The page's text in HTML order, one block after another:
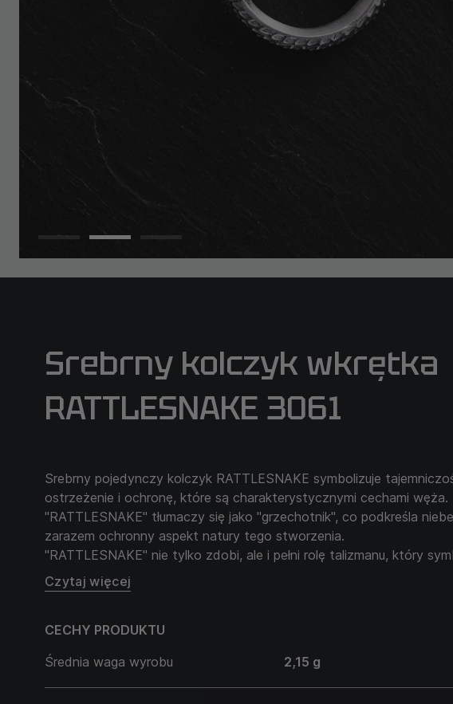
Srebrny kolczyk wkrętka
RATTLESNAKE 3061
Srebrny pojedynczy kolczyk RATTLESNAKE symbolizuje
ostrzeżenie i ochronę, które są charakterystycznymi cechami węża.
"RATTLESNAKE" tłumaczy się jako "grzechotnik", co podkreśla
zarazem ochronny aspekt natury tego stworzenia.
"RATTLESNAKE" nie tylko zdobi, ale i pełni rolę talizmanu, który
ostrożność i gotowość do obrony, wzmacniając poczucie pewności
bezpieczeństwa posiadacza.
Czytaj więcej
CECHY PRODUKTU
Średnia waga wyrobu
2,15 g